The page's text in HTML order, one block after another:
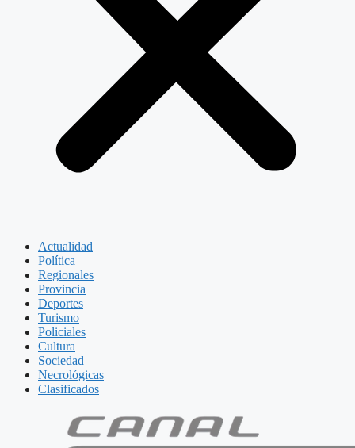
Actualidad
Política
Regionales
Provincia
Deportes
Turismo
Policiales
Cultura
Sociedad
Necrológicas
Clasificados